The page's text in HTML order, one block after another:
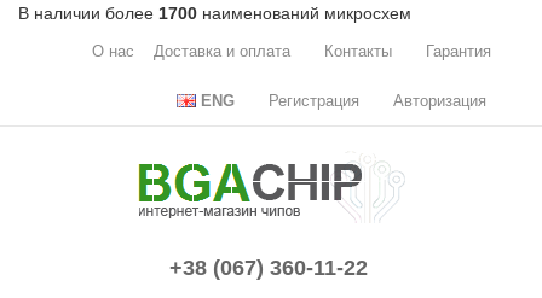
В наличии более 1700 наименований микросхем
О нас Доставка и оплата Контакты Гарантия
ENG Регистрация Авторизация
+38 (067) 360-11-22